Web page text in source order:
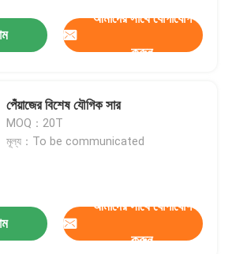
আমাদের সাথে যোগাযোগ
করুন
পেঁয়াজের বিশেষ যৌগিক সার
MOQ：20T
মূল্য：To be communicated
আমাদের সাথে যোগাযোগ
করুন